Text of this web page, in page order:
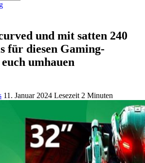
und mit satten 240
für diesen Gaming-
umhauen
11. Januar 2024 Lesezeit 2 Minuten